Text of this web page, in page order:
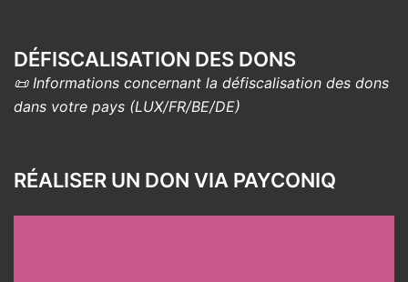
DÉFISCALISATION DES DONS
📜 Informations concernant la défiscalisation des dons
dans votre pays (LUX/FR/BE/DE)
RÉALISER UN DON VIA PAYCONIQ